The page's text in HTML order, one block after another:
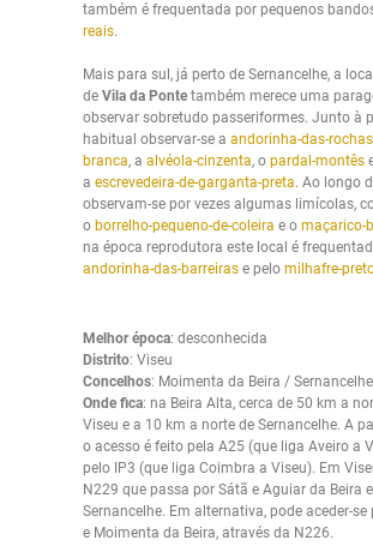
também é frequentada por pequenos
reais.
Mais para sul, já perto de Sernancelhe, a
de Vila da Ponte também merece uma
observar sobretudo passeriformes. Junto à
habitual observar-se a andorinha-das-rochas
branca, a alvéola-cinzenta, o pardal-montês
a escrevedeira-de-garganta-preta. Ao longo
observam-se por vezes algumas limícolas,
o borrelho-pequeno-de-coleira e o maçarico-
na época reprodutora este local é
andorinha-das-barreiras e pelo milhafre-
Melhor época: desconhecida
Distrito: Viseu
Concelhos: Moimenta da Beira / Sernancelhe
Onde fica: na Beira Alta, cerca de 50 km a
Viseu e a 10 km a norte de Sernancelhe. A
o acesso é feito pela A25 (que liga Aveiro a
pelo IP3 (que liga Coimbra a Viseu). Em
N229 que passa por Sátã e Aguiar da Beira
Sernancelhe. Em alternativa, pode aceder-se
e Moimenta da Beira, através da N226.